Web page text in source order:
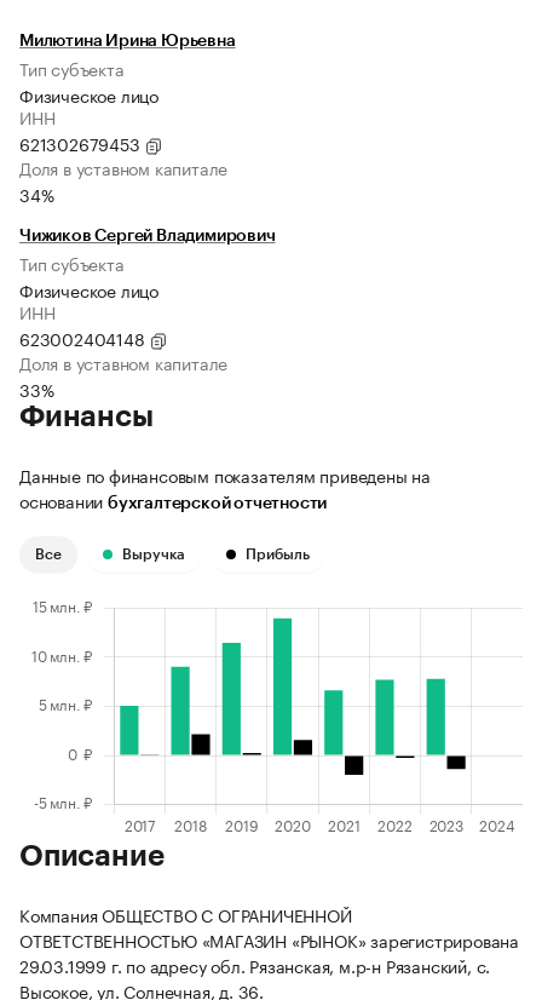
Милютина Ирина Юрьевна
Тип субъекта
Физическое лицо
ИНН
621302679453
Доля в уставном капитале
34%
Чижиков Сергей Владимирович
Тип субъекта
Физическое лицо
ИНН
623002404148
Доля в уставном капитале
33%
Финансы
Данные по финансовым показателям приведены на
основании бухгалтерской отчетности
Все Выручка Прибыль
Описание
Компания ОБЩЕСТВО С ОГРАНИЧЕННОЙ
ОТВЕТСТВЕННОСТЬЮ «МАГАЗИН «РЫНОК» зарегистрирована
29.03.1999 г. по адресу обл. Рязанская, м.р-н Рязанский, с.
Высокое, ул. Солнечная, д. 36.